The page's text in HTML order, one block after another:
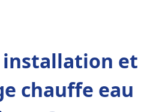
installation et
chauffe eau